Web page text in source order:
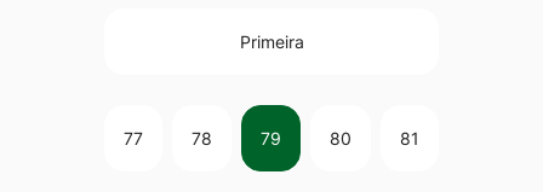
Primeira
77 78 79 80 81